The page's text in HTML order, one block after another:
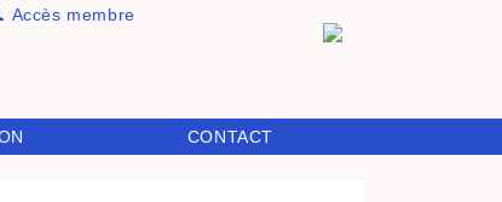
Accès membre
CONTACT